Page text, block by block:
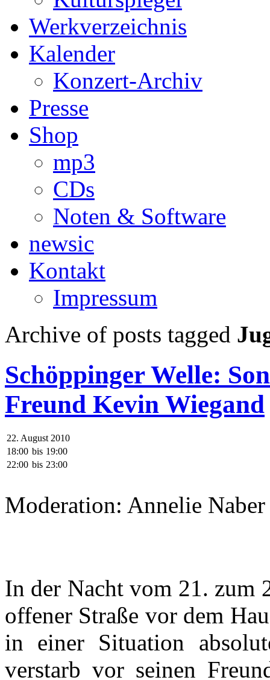
Werkverzeichnis
Kalender
Konzert-Archiv
Presse
Shop
mp3
CDs
Noten & Software
newsic
Kontakt
Impressum
Archive of posts tagged
Schöppinger Welle:
Freund Kevin Wiegand
22. August 2010
18:00 bis 19:00
22:00 bis 23:00
Moderation: Annelie
In der Nacht vom 21. zum
offener Straße vor dem
in einer Situation
verstarb vor seinen